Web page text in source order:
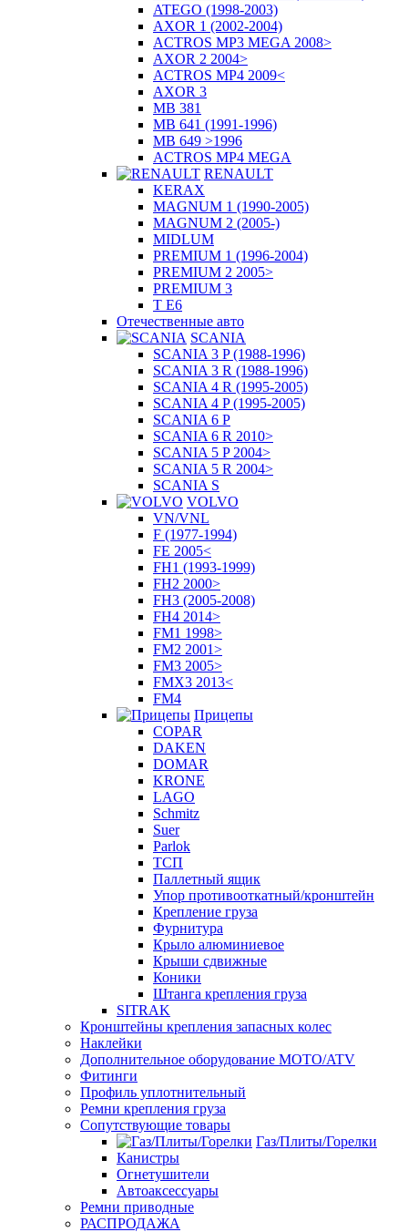
ATEGO (1998-2003)
AXOR 1 (2002-2004)
ACTROS MP3 MEGA 2008>
AXOR 2 2004>
ACTROS MP4 2009<
AXOR 3
MB 381
MB 641 (1991-1996)
MB 649 >1996
ACTROS MP4 MEGA
RENAULT
KERAX
MAGNUM 1 (1990-2005)
MAGNUM 2 (2005-)
MIDLUM
PREMIUM 1 (1996-2004)
PREMIUM 2 2005>
PREMIUM 3
T E6
Отечественные авто
SCANIA
SCANIA 3 P (1988-1996)
SCANIA 3 R (1988-1996)
SCANIA 4 R (1995-2005)
SCANIA 4 P (1995-2005)
SCANIA 6 P
SCANIA 6 R 2010>
SCANIA 5 P 2004>
SCANIA 5 R 2004>
SCANIA S
VOLVO
VN/VNL
F (1977-1994)
FE 2005<
FH1 (1993-1999)
FH2 2000>
FH3 (2005-2008)
FH4 2014>
FM1 1998>
FM2 2001>
FM3 2005>
FMX3 2013<
FM4
Прицепы
COPAR
DAKEN
DOMAR
KRONE
LAGO
Schmitz
Suer
Parlok
ТСП
Паллетный ящик
Упор противооткатный/кронштейн
Крепление груза
Фурнитура
Крыло алюминиевое
Крыши сдвижные
Коники
Штанга крепления груза
SITRAK
Кронштейны крепления запасных колес
Наклейки
Дополнительное оборудование MOTO/ATV
Фитинги
Профиль уплотнительный
Ремни крепления груза
Сопутствующие товары
Газ/Плиты/Горелки
Канистры
Огнетушители
Автоаксессуары
Ремни приводные
РАСПРОДАЖА